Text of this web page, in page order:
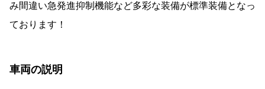
み間違い急発進抑制機能など多彩な装備が標準装備となっ
ております！
車両の説明